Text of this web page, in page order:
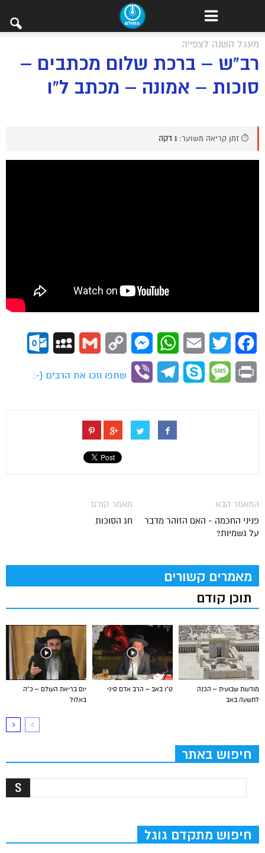
מעגל השנה לצפייה
רב"ש – ברכת שלום מכתבים –
סוכות – אמונה – מכתב ל”ו
⏱️ זמן קריאה משוער: 1 דקה
Facebook
Twitter
Email
WhatsApp
Messenger
Copy
Gmail
MySpace
Print
Message
Skype
Telegram
Viber
שתפו וזכו את הרבים (-:
מאמר קודם
חג הסוכות
המאמר הבא
פניני החכמה - האם הזוהר מדבר
על גשמיות?
מאמרים קשורים
תוכן קודם
יום בריאת העולם – כ”ה
באלול
ט”ו באב – הרב אדם סיני
מודעות שבועית – הכנה
לתשעה באב
חיפוש באתר
חיפוש מתקדם גוגל